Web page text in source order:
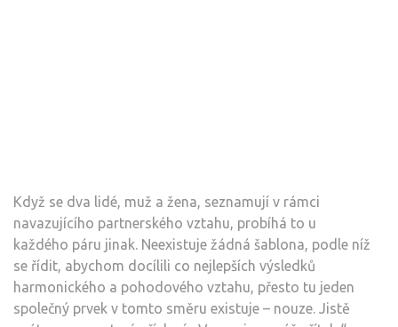
Když se dva lidé, muž a žena, seznamují v rámci
navazujícího partnerského vztahu, probíhá to u
každého páru jinak. Neexistuje žádná šablona, podle níž
se řídit, abychom docílili co nejlepších výsledků
harmonického a pohodového vztahu, přesto tu jeden
společný prvek v tomto směru existuje – nouze. Jistě